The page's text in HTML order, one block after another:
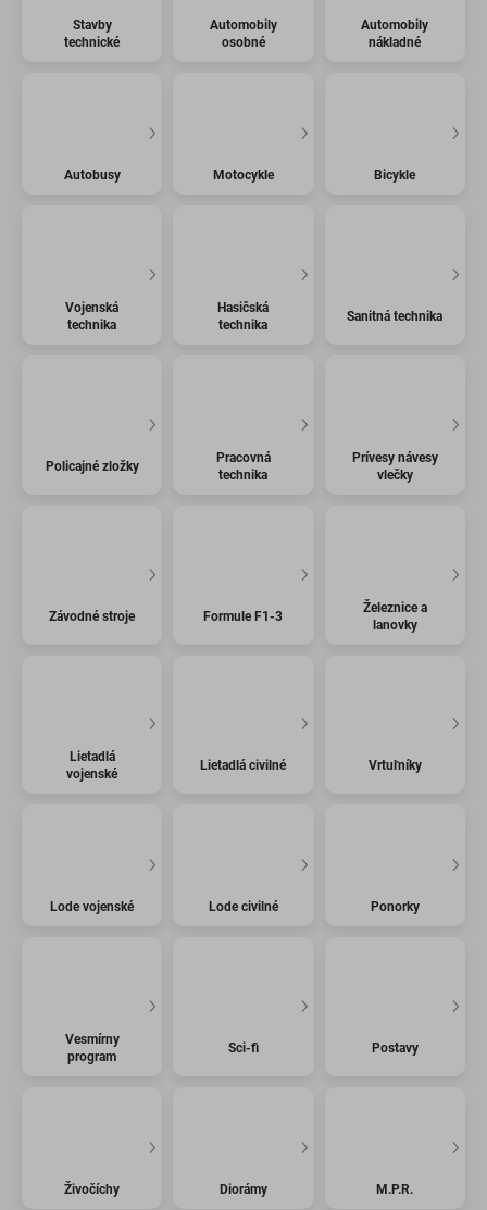
Stavby
technické
Automobily
osobné
Automobily
nákladné
Autobusy Motocykle Bicykle
Vojenská
technika
Hasičská
technika
Sanitná technika
Policajné zložky
Pracovná
technika
Prívesy návesy
vlečky
Závodné stroje Formule F1-3
Železnice a
lanovky
Lietadlá
vojenské
Lietadlá civilné Vrtuľníky
Lode vojenské Lode civilné Ponorky
Vesmírny
program
Sci-fi Postavy
Živočíchy Diorámy M.P.R.